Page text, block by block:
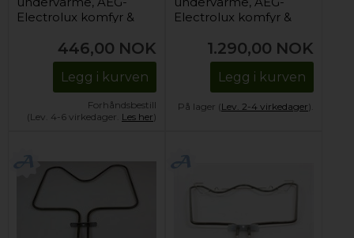
Electrolux komfyr &
230V/1000W
446,00 NOK
Legg i kurven
Forhåndsbestill
(Lev. 4-6 virkedager. Les her)
Electrolux komfyr &
230V/1000W
1.290,00 NOK
Legg i kurven
På lager (Lev. 2-4 virkedager).